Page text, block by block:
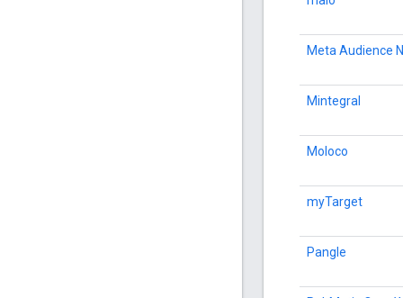
Meta Audience
Mintegral
Moloco
myTarget
Pangle